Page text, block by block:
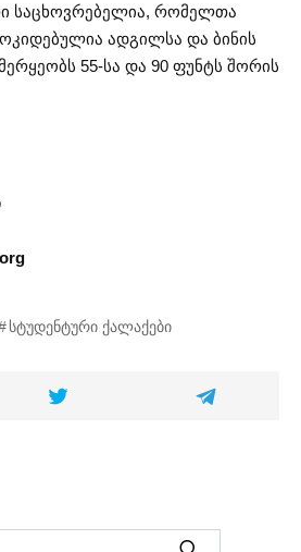
საცხოვრებელია, რომელთა
ადგილსა და ბინის
55-სა და 90 ფუნტს შორის
სტუდენტური ქალაქები